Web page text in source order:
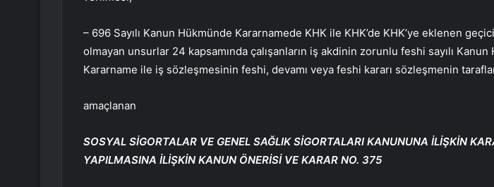
– 696 Sayılı Kanun Hükmünde Kararnamede KHK ile KHK’de KHK’ye eklenen
olmayan unsurlar 24 kapsamında çalışanların iş akdinin zorunlu feshi sayılı Kanun
Kararname ile iş sözleşmesinin feshi, devamı veya feshi kararı sözleşmenin
amaçlanan
SOSYAL SİGORTALAR VE GENEL SAĞLIK SİGORTALARI KANUNUNA İLİŞKİN
YAPILMASINA İLİŞKİN KANUN ÖNERİSİ VE KARAR NO. 375